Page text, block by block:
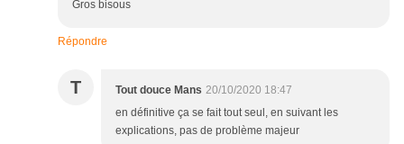
Gros bisous
Répondre
T Tout douce Mans 20/10/2020 18:47
en définitive ça se fait tout seul, en suivant les
explications, pas de problème majeur